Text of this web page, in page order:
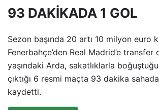
93 DAKİKADA 1 GOL
Sezon başında 20 artı 10 milyon euro
Fenerbahçe’den Real Madrid’e transfer
yaşındaki Arda, sakatlıklarla
çıktığı 6 resmi maçta 93 dakika
kaydetti.